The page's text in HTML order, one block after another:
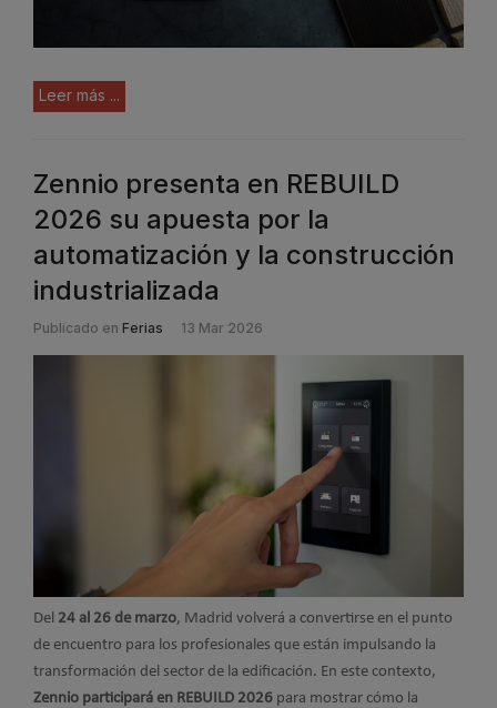
Leer más ...
Zennio presenta en REBUILD
2026 su apuesta por la
automatización y la construcción
industrializada
Publicado en Ferias 13 Mar 2026
Del 24 al 26 de marzo, Madrid volverá a convertirse en el punto
de encuentro para los profesionales que están impulsando la
transformación del sector de la edificación. En este contexto,
Zennio participará en REBUILD 2026 para mostrar cómo la